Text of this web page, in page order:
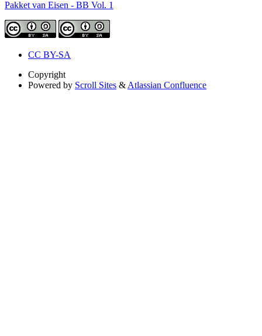
Pakket van Eisen - BB Vol. 1
CC BY-SA
Copyright
Powered by Scroll Sites & Atlassian Confluence